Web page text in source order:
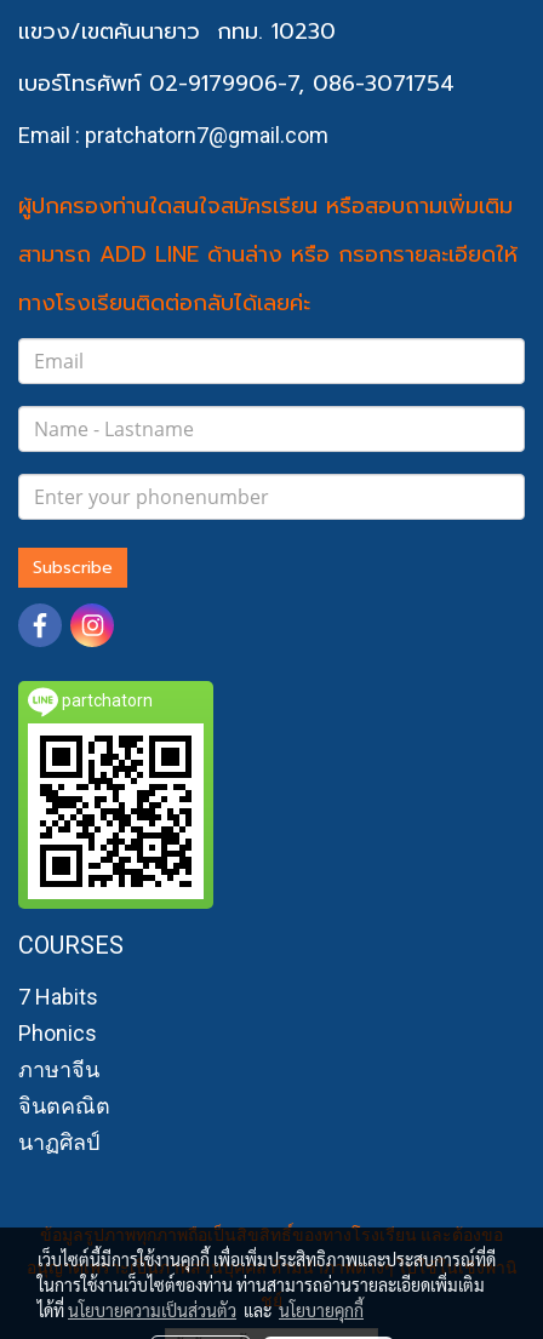
แขวง/เขตคันนายาว กทม. 10230
เบอร์โทรศัพท์ 02-9179906-7, 086-3071754
Email : pratchatorn7@gmail.com
ผู้ปกครองท่านใดสนใจสมัครเรียน หรือสอบถามเพิ่มเติม
สามารถ ADD LINE ด้านล่าง หรือ กรอกรายละเอียดให้
ทางโรงเรียนติดต่อกลับได้เลยค่ะ
Subscribe
partchatorn
COURSES
7 Habits
Phonics
ภาษาจีน
จินตคณิต
นาฏศิลป์
ข้อมูลรูปภาพทุกภาพถือเป็นสิขสิทธิ์ของทางโรงเรียน และต้องขอ
อนุญาตเพราะเป็นภาพส่วนบุคคล ห้ามนำภาพต่างๆ ไปใช้ในเชิงพานิ
ชย์
เว็บไซต์นี้มีการใช้งานคุกกี้ เพื่อเพิ่มประสิทธิภาพและประสบการณ์ที่ดี
ในการใช้งานเว็บไซต์ของท่าน ท่านสามารถอ่านรายละเอียดเพิ่มเติม
ได้ที่นโยบายความเป็นส่วนตัว และนโยบายคุกกี้